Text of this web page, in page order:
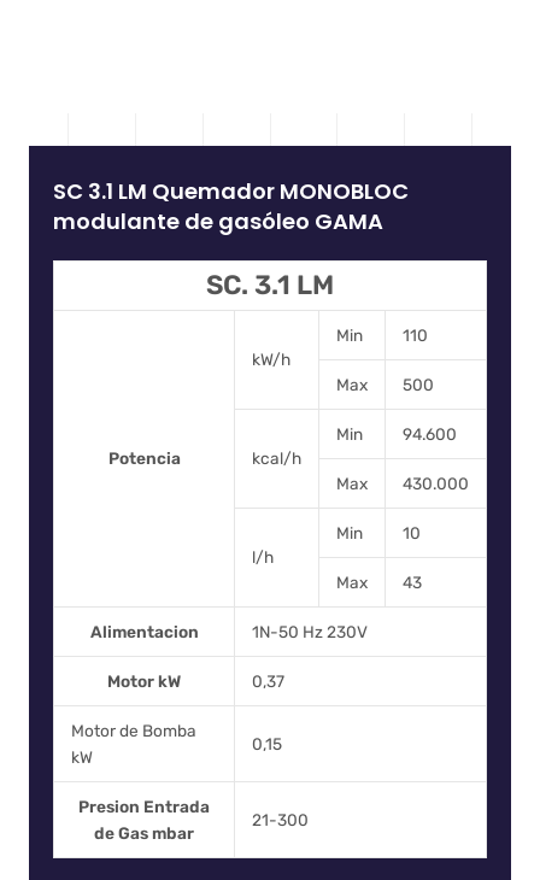
SC 3.1 LM Quemador MONOBLOC
modulante de gasóleo GAMA
SC. 3.1 LM
Potencia
kW/h
Min 110
Max 500
kcal/h
Min 94.600
Max 430.000
l/h
Min 10
Max 43
Alimentacion 1N-50 Hz 230V
Motor kW 0,37
Motor de Bomba
kW
0,15
Presion Entrada
de Gas mbar
21-300